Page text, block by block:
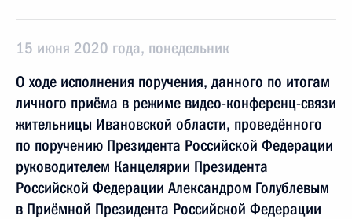
15 июня 2020 года, понедельник
О ходе исполнения поручения, данного по итогам
личного приёма в режиме видео-конференц-связи
жительницы Ивановской области, проведённого
по поручению Президента Российской Федерации
руководителем Канцелярии Президента
Российской Федерации Александром Голублевым
в Приёмной Президента Российской Федерации